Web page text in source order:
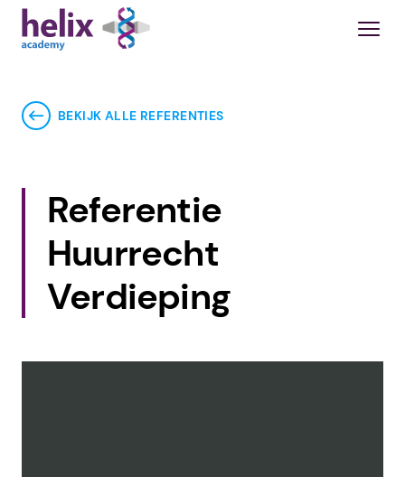
BEKIJK ALLE REFERENTIES
Referentie
Huurrecht
Verdieping